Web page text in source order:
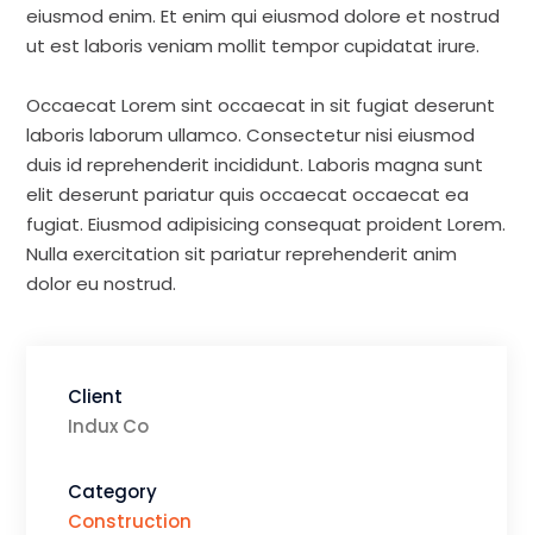
eiusmod enim. Et enim qui eiusmod dolore et nostrud
ut est laboris veniam mollit tempor cupidatat irure.
Occaecat Lorem sint occaecat in sit fugiat deserunt
laboris laborum ullamco. Consectetur nisi eiusmod
duis id reprehenderit incididunt. Laboris magna sunt
elit deserunt pariatur quis occaecat occaecat ea
fugiat. Eiusmod adipisicing consequat proident Lorem.
Nulla exercitation sit pariatur reprehenderit anim
dolor eu nostrud.
Client
Indux Co
Category
Construction